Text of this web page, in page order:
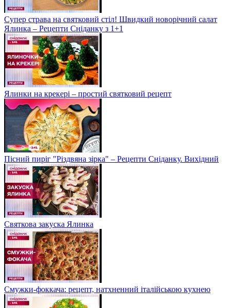
Супер страва на святковий стіл! Швидкий новорічний салат
Ялинка – Рецепти Сніданку з 1+1
Ялинки на крекері – простий святковий рецепт
Пісний пиріг "Різдвяна зірка" – Рецепти Сніданку. Вихідний
Святкова закуска Ялинка
Смужки-фоккача: рецепт, натхненний італійською кухнею